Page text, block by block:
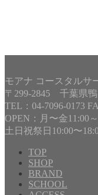
モアナ コースタルサ
〒299-2845 千葉県
TEL：04-7096-0173
OPEN：月〜金11:00
土日祝祭日10:00〜
TOP
SHOP
BRAND
SCHOOL
Copyright©MOANA